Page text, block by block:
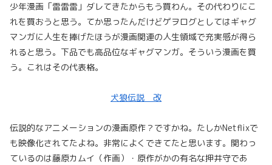
少年漫画「雷雷雷」ダレてきたからもう買わん。その代わりにこ
れを買おうと思う。てか思ったんだけどゲヲログとしてはギャグ
マンガに人生を捧げたほうが漫画関連の人生領域で充実感が得ら
れると思う。下品でも高品位なギャグマンガ。そういう漫画を買
う。これはその代表格。
犬狼伝説 改
伝説的なアニメーションの漫画原作？ですかね。たしかNetflixで
も映像化されてたよね。非常によくできてたと思います。関わっ
ているのは藤原カムイ（作画）・原作がかの有名な押井守であ